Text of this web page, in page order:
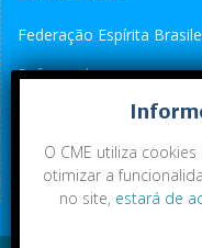
Federação Espírita
Reformador
Conselho Espírita
O CME utiliza
otimizar a
no site, estará de